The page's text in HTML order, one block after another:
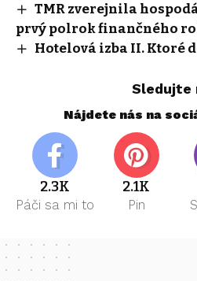
TMR zverejnila
prvý polrok finančného
Hotelová izba II. Ktoré
Sledujte
Nájdete nás na
2.3K
Páči sa mi to
2.1K
Pin